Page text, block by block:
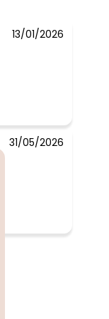
13/01/2026
31/05/2026